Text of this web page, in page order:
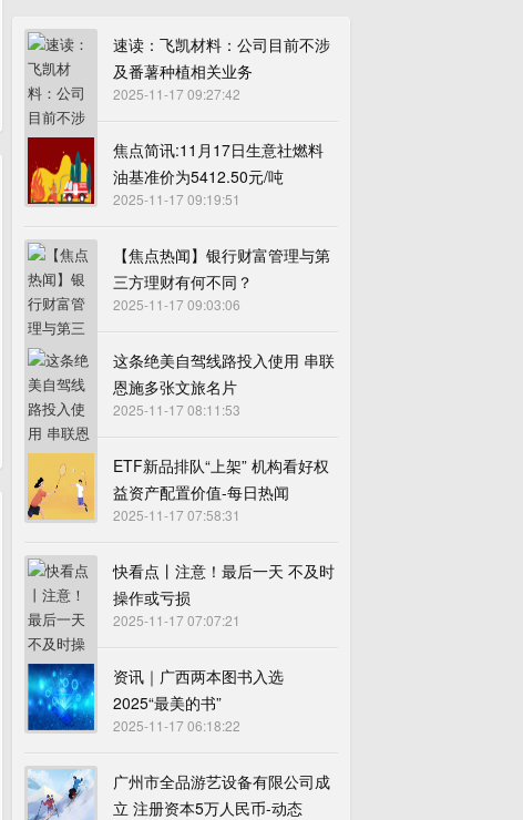
速读：飞凯材料：公司目前不涉
及番薯种植相关业务
2025-11-17 09:27:42
焦点简讯:11月17日生意社燃料
油基准价为5412.50元/吨
2025-11-17 09:19:51
【焦点热闻】银行财富管理与第
三方理财有何不同？
2025-11-17 09:03:06
这条绝美自驾线路投入使用 串联
恩施多张文旅名片
2025-11-17 08:11:53
ETF新品排队“上架” 机构看好权
益资产配置价值-每日热闻
2025-11-17 07:58:31
快看点丨注意！最后一天 不及时
操作或亏损
2025-11-17 07:07:21
资讯｜广西两本图书入选
2025“最美的书”
2025-11-17 06:18:22
广州市全品游艺设备有限公司成
立 注册资本5万人民币-动态